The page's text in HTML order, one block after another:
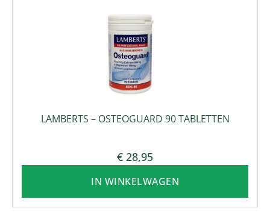
LAMBERTS – OSTEOGUARD 90 TABLETTEN
€ 28,95
IN WINKELWAGEN